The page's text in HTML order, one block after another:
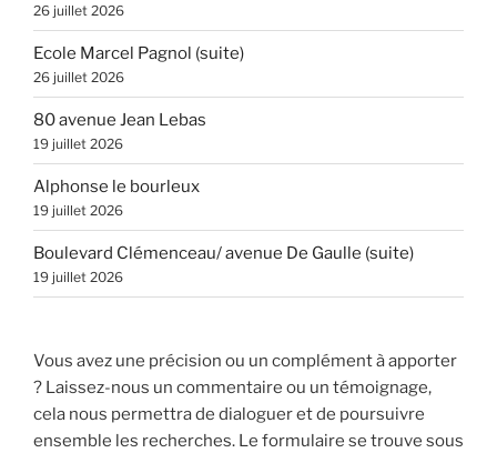
26 juillet 2026
Ecole Marcel Pagnol (suite)
26 juillet 2026
80 avenue Jean Lebas
19 juillet 2026
Alphonse le bourleux
19 juillet 2026
Boulevard Clémenceau/ avenue De Gaulle (suite)
19 juillet 2026
Vous avez une précision ou un complément à apporter
? Laissez-nous un commentaire ou un témoignage,
cela nous permettra de dialoguer et de poursuivre
ensemble les recherches. Le formulaire se trouve sous